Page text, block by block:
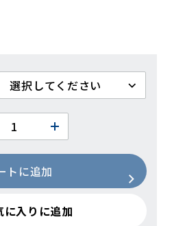
トに追加
に入りに追加